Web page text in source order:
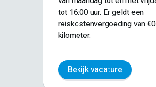
tot 16:00 uur. Er geldt een
reiskostenvergoeding van
kilometer.
Bekijk vacature